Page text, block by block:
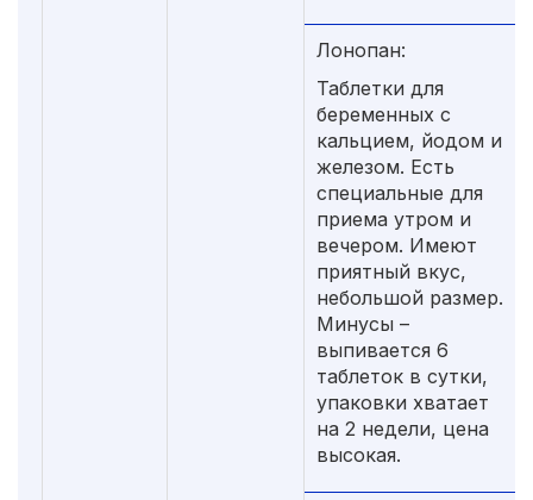
Лонопан:
Таблетки для
беременных с
кальцием, йодом и
железом. Есть
специальные для
приема утром и
вечером. Имеют
приятный вкус,
небольшой размер.
Минусы –
выпивается 6
таблеток в сутки,
упаковки хватает
на 2 недели, цена
высокая.